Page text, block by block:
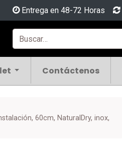
Entrega en 48-72 Horas
Contáctenos
60cm, NaturalDry, inox,